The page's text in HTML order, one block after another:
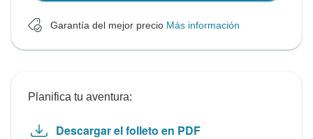
Garantía del mejor precio Más información
Planifica tu aventura:
Descargar el folleto en PDF